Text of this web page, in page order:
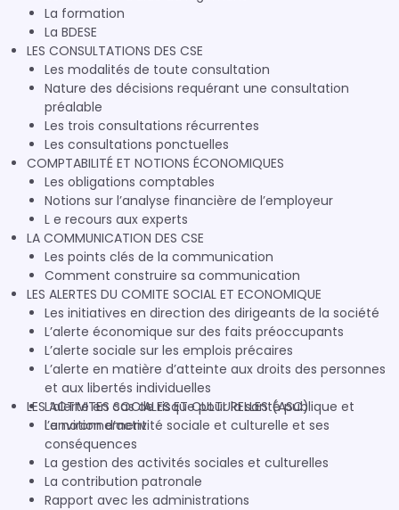
La formation
La BDESE
LES CONSULTATIONS DES CSE
Les modalités de toute consultation
Nature des décisions requérant une consultation
préalable
Les trois consultations récurrentes
Les consultations ponctuelles
COMPTABILITÉ ET NOTIONS ÉCONOMIQUES
Les obligations comptables
Notions sur l’analyse financière de l’employeur
L e recours aux experts
LA COMMUNICATION DES CSE
Les points clés de la communication
Comment construire sa communication
LES ALERTES DU COMITE SOCIAL ET ECONOMIQUE
Les initiatives en direction des dirigeants de la société
L’alerte économique sur des faits préoccupants
L’alerte sociale sur les emplois précaires
L’alerte en matière d’atteinte aux droits des personnes
et aux libertés individuelles
L’alerte en cas de risque pour la santé publique et
l’environnement
LES ACTIVITES SOCIALES ET CULTURELLES (ASC)
La notion d’activité sociale et culturelle et ses
conséquences
La gestion des activités sociales et culturelles
La contribution patronale
Rapport avec les administrations